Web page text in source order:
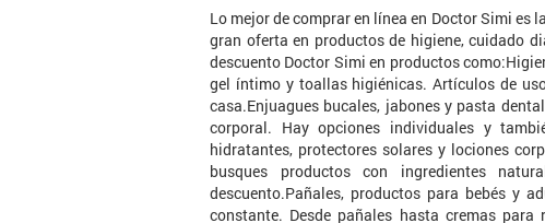
Lo mejor de comprar en línea en Doctor Simi
gran oferta en productos de higiene, cuidado
descuento Doctor Simi en productos
gel íntimo y toallas higiénicas. Artículos de
casa.Enjuagues bucales, jabones y pasta
corporal. Hay opciones individuales y
hidratantes, protectores solares y lociones
busques productos con ingredientes
descuento.Pañales, productos para bebés y
constante. Desde pañales hasta cremas